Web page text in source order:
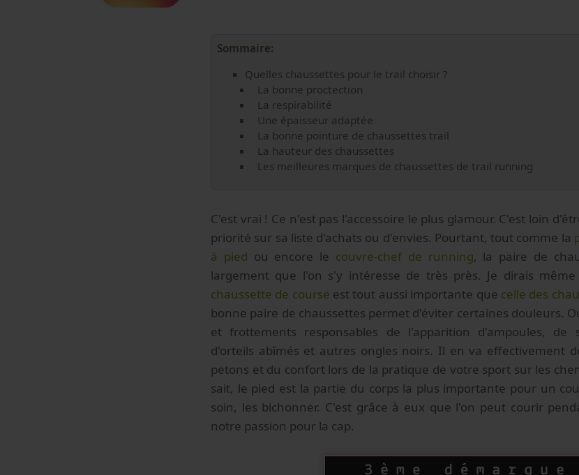
Sommaire:
Quelles chaussettes pour le trail choisir ?
La bonne proctection
La respirabilité
Une épaisseur adaptée
La bonne pointure de chaussettes trail
La hauteur des chaussettes
Les meilleures marques de chaussettes de trail running
C'est vrai ! Ce n'est pas l'accessoire le plus glamour. C'est loin
priorité sur sa liste d'achats ou d'envies. Pourtant, tout comme la
à pied ou encore le couvre-chef de running, la paire de
largement que l'on s'y intéresse de très près. Je dirais
chaussette de course est tout aussi importante que celle des
bonne paire de chaussettes permet d'éviter certaines douleurs.
et frottements responsables de l'apparition d'ampoules, de
d'orteils abîmés et autres ongles noirs. Il en va effectivement
petons et du confort lors de la pratique de votre sport sur les
sait, le pied est la partie du corps la plus importante pour un
soin, les bichonner. C'est grâce à eux que l'on peut courir
notre passion pour la cap.